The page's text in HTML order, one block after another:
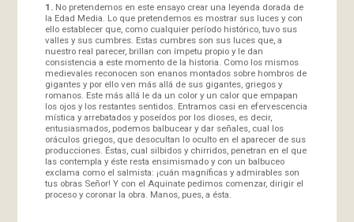
1.
No pretendemos en este ensayo crear una leyenda dorada de
la Edad Media. Lo que pretendemos es mostrar sus luces y con
ello establecer que, como cualquier período histórico, tuvo sus
valles y sus cumbres. Estas cumbres son sus luces que, a
nuestro real parecer, brillan con ímpetu propio y le dan
consistencia a este momento de la historia. Como los mismos
medievales reconocen son enanos montados sobre hombros de
gigantes y por ello ven más allá de sus gigantes, griegos y
romanos. Este más allá le da un color y un calor que empapan
los ojos y los restantes sentidos. Entramos casi en efervescencia
mística y arrebatados y poseídos por los dioses, es decir,
entusiasmados, podemos balbucear y dar señales, cual los
oráculos griegos, que desocultan lo oculto en el aparecer de sus
producciones. Éstas, cual silbidos y chirridos, penetran en el que
las contempla y éste resta ensimismado y con un balbuceo
exclama como el salmista: ¡cuán magníficas y admirables son
tus obras Señor! Y con el Aquinate pedimos comenzar, dirigir el
proceso y coronar la obra. Manos, pues, a ésta.